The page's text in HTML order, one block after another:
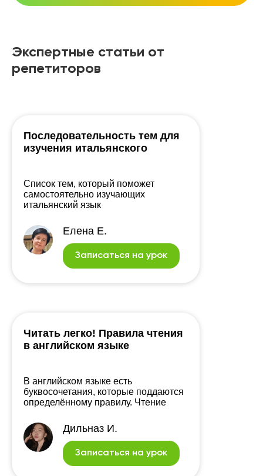
Экспертные статьи от
репетиторов
Последовательность тем для
изучения итальянского
Список тем, который поможет
самостоятельно изучающих
итальянский язык
Елена Е.
Записаться на урок
Читать легко! Правила чтения
в английском языке
В английском языке есть
буквосочетания, которые поддаются
определённому правилу. Чтение
запомните эти простые правила.
Дильназ И.
Записаться на урок